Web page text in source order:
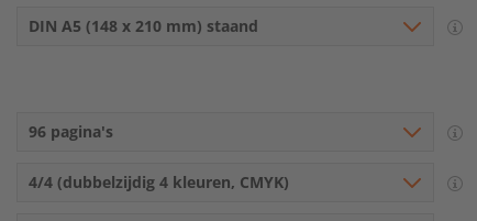
devices
swipe
DIN A5 (148 x 210 mm) staand
96 pagina's
4/4 (dubbelzijdig 4 kleuren, CMYK)